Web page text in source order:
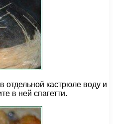
отдельной кастрюле воду и
в ней спагетти.